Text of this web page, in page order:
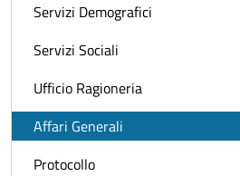
Servizi Demografici
Servizi Sociali
Ufficio Ragioneria
Affari Generali
Protocollo